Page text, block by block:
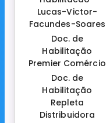
Lucas-Victor-
Facundes-Soares
Doc. de
Habilitação
Premier Comércio
Doc. de
Habilitação
Repleta
Distribuidora